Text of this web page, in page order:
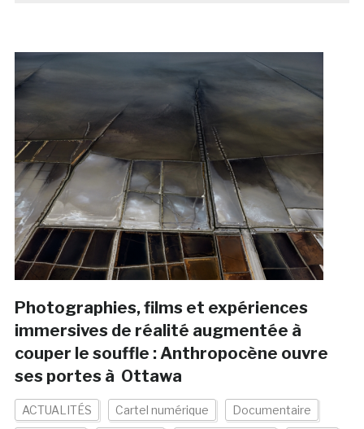
Photographies, films et expériences
immersives de réalité augmentée à
couper le souffle : Anthropocène ouvre
ses portes à Ottawa
ACTUALITÉS Cartel numérique Documentaire